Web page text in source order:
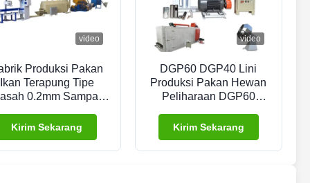
video
Produksi Pakan
Ikan Terapung Tipe
0.2mm Sampai
Kirim Sekarang
video
DGP60 DGP40 Lini
Produksi Pakan Hewan
Peliharaan DGP60
Ikan 1ton / H
Kirim Sekarang